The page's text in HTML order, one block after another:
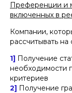
Преференции и
включенных в
Компании,
рассчитывать
1] Получение
необходимости
критериев
2] Получение